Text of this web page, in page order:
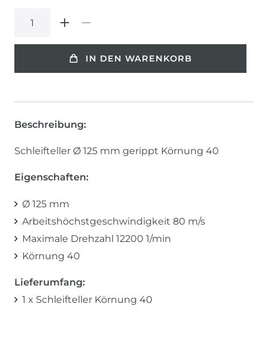
IN DEN WARENKORB
Beschreibung:
Schleifteller Ø 125 mm gerippt Körnung 40
Eigenschaften:
Ø 125 mm
Arbeitshöchstgeschwindigkeit 80 m/s
Maximale Drehzahl 12200 1/min
Körnung 40
Lieferumfang:
1 x Schleifteller Körnung 40